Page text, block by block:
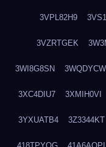
3VPL82H9
3VZRTGEK
3WI8G8SN
3XC4DIU7 3XMIH0VI
3YXUATB4 3Z3344KT